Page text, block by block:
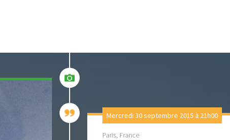
Mercredi 30 septembre 2015 à 21h00
Paris, France